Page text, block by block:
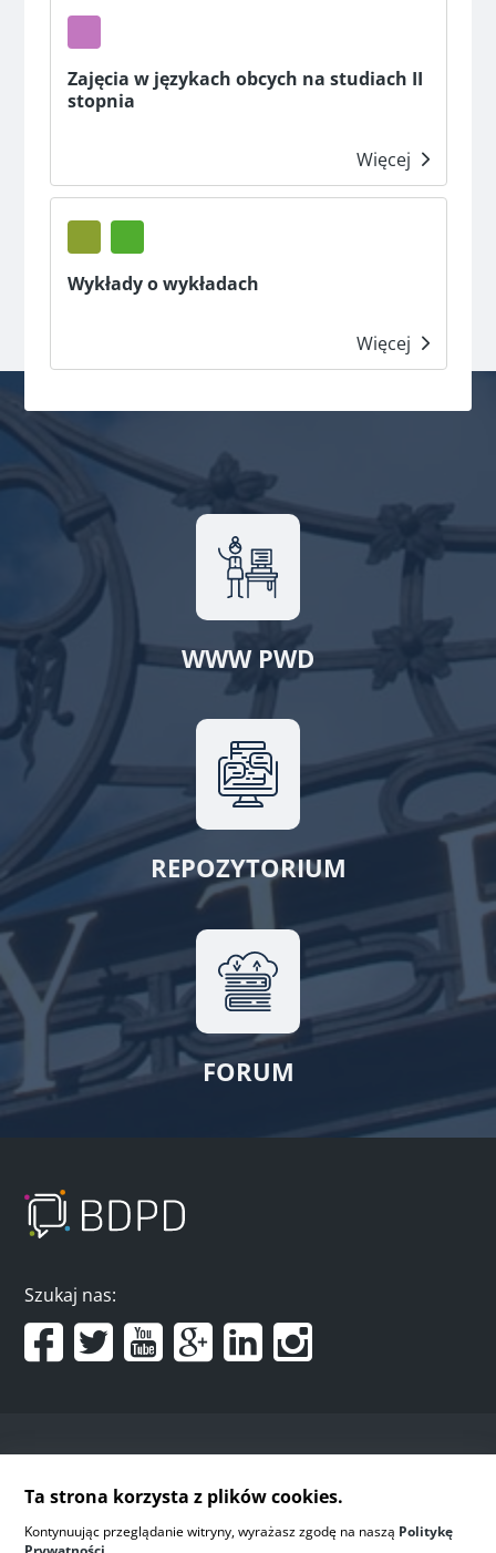
Zajęcia w językach obcych na studiach II
stopnia
Więcej
Wykłady o wykładach
Więcej
WWW PWD
REPOZYTORIUM
FORUM
Szukaj nas:
Ta strona korzysta z plików cookies.
Kontynuując przeglądanie witryny, wyrażasz zgodę na naszą Politykę